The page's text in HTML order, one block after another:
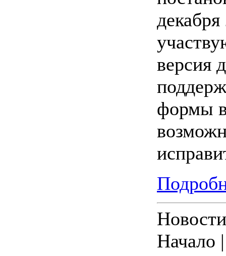
версия
формы
Начало